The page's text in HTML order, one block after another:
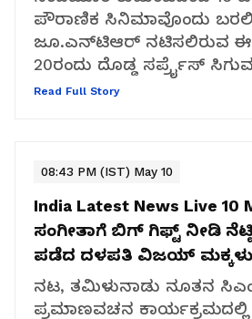
ಪೌರಾಣಿಕ ಸಿನಿಮಾವೊಂದು
ಜೂ.ಎನ್‌ಟಿಆರ್ ನಟಿಸಲಿರುವ ಈ
20ರಂದು ದೊಡ್ಡ ಸರ್ಪ್ರೈಸ್
Read Full Story
08:43 PM (IST) May 10
India Latest News Live 10
ಸಂಗೀತಾಗೆ ಬಿಗ್ ಗಿಫ್ಟ್ ನೀಡಿ
ಪಡೆದ ದಳಪತಿ ವಿಜಯ್
ನಟ, ತಮಿಳುನಾಡು ನೂತನ
ಪ್ರಮಾಣವಚನ